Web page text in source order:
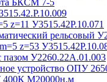
z=11 У3515.42Р.10.071
рельсовый
z=53
пазом У2260.22А.01.003
устройство ОПУ
М20000н.м